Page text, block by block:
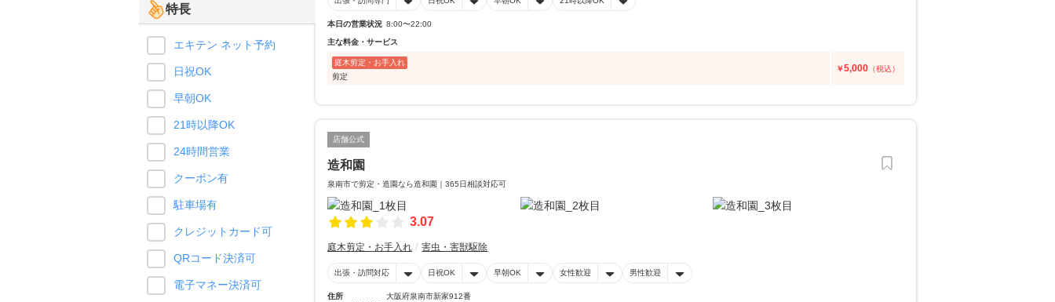
本日の営業状況 8:00〜22:00
主な料金・サービス
庭木剪定・お手入れ
剪定
￥5,000 （税込）
店舗公式
造和園
泉南市で剪定・造園なら造和園｜365日相談対応可
3.07
庭木剪定・お手入れ 害虫・害獣駆除
出張・訪問対応 日祝OK 早朝OK 女性歓迎 男性歓迎
住所
大阪府泉南市新家912番
特長
エキテン ネット予約
日祝OK
早朝OK
21時以降OK
24時間営業
クーポン有
駐車場有
クレジットカード可
QRコード決済可
電子マネー決済可